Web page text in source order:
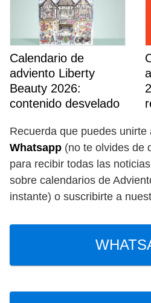
Calendario de
adviento Liberty
Beauty 2026:
contenido desvelado
Recuerda que puedes unirte
Whatsapp (no te olvides de
para recibir todas las
sobre calendarios de
instante) o suscribirte a